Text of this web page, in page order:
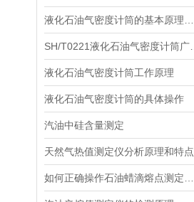
液化石油气密度计筒工作原理
液化石油气密度计筒的具体操作
汽油中硅含量测定
天然气热值测定仪分析原理和特点